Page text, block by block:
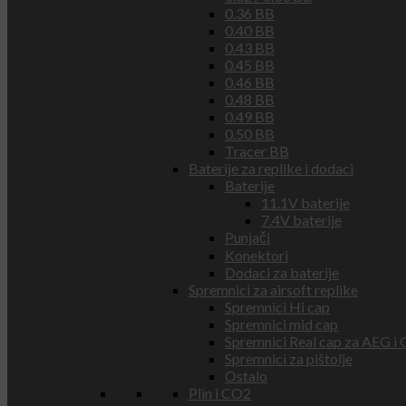
0.36 BB
0.40 BB
0.43 BB
0.45 BB
0.46 BB
0.48 BB
0.49 BB
0.50 BB
Tracer BB
Baterije za replike i dodaci
Baterije
11.1V baterije
7.4V baterije
Punjači
Konektori
Dodaci za baterije
Spremnici za airsoft replike
Spremnici Hi cap
Spremnici mid cap
Spremnici Real cap za AEG i
Spremnici za pištolje
Ostalo
Plin i CO2